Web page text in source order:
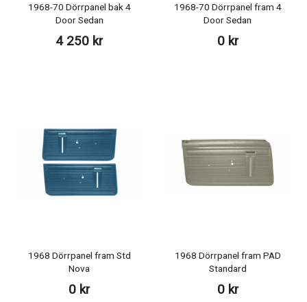
1968-70 Dörrpanel bak 4
Door Sedan
4 250 kr
1968-70 Dörrpanel fram 4
Door Sedan
0 kr
1968 Dörrpanel fram Std
Nova
0 kr
1968 Dörrpanel fram PAD
Standard
0 kr